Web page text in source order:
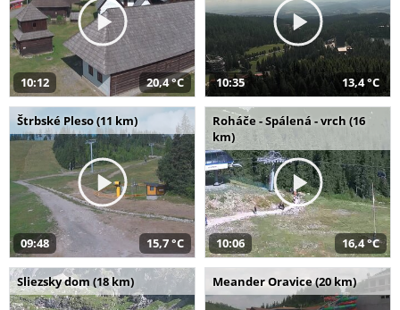
10:12 20,4 °C 10:35 13,4 °C
Štrbské Pleso (11 km)
09:48 15,7 °C
Roháče - Spálená - vrch (16
km)
10:06 16,4 °C
Sliezsky dom (18 km) Meander Oravice (20 km)